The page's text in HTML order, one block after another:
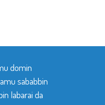
domin
sababbin
labarai da